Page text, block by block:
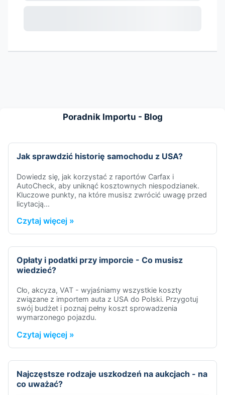
Poradnik Importu - Blog
Jak sprawdzić historię samochodu z USA?
Dowiedz się, jak korzystać z raportów Carfax i
AutoCheck, aby uniknąć kosztownych niespodzianek.
Kluczowe punkty, na które musisz zwrócić uwagę przed
licytacją...
Czytaj więcej »
Opłaty i podatki przy imporcie - Co musisz
wiedzieć?
Cło, akcyza, VAT - wyjaśniamy wszystkie koszty
związane z importem auta z USA do Polski. Przygotuj
swój budżet i poznaj pełny koszt sprowadzenia
wymarzonego pojazdu.
Czytaj więcej »
Najczęstsze rodzaje uszkodzeń na aukcjach - na
co uważać?